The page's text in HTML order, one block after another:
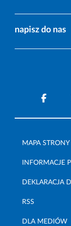
napisz do nas
MAPA STRONY
INFORMACJE
DEKLARACJA
RSS
DLA MEDIÓW